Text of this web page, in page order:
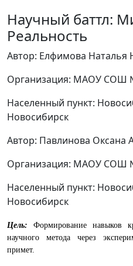
Научный баттл:
Реальность
Автор: Елфимова Наталья
Организация: МАОУ СОШ
Населенный пункт:
Новосибирск
Автор: Павлинова Оксана
Организация: МАОУ СОШ
Населенный пункт:
Новосибирск
Цель: Формирование навыков
научного метода через
примет.